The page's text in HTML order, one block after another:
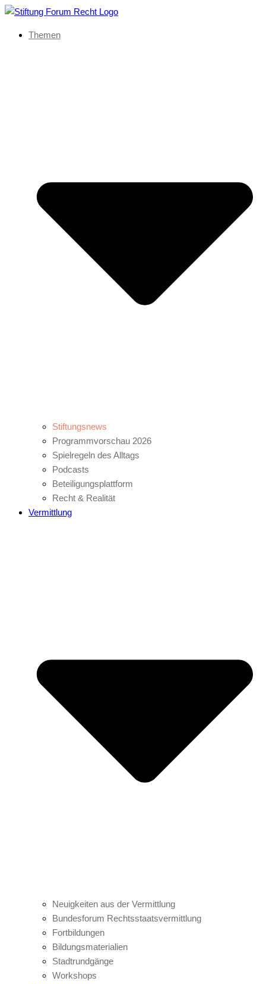
Themen
Stiftungsnews
Programmvorschau 2026
Spielregeln des Alltags
Podcasts
Beteiligungsplattform
Recht & Realität
Vermittlung
Neuigkeiten aus der Vermittlung
Bundesforum Rechtsstaatsvermittlung
Fortbildungen
Bildungsmaterialien
Stadtrundgänge
Workshops